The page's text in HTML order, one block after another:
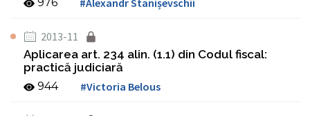
#Alexandr Stanișevschii
2013-11
Aplicarea art. 234 alin. (1.1) din Codul fiscal:
practică judiciară
944 #Victoria Belous